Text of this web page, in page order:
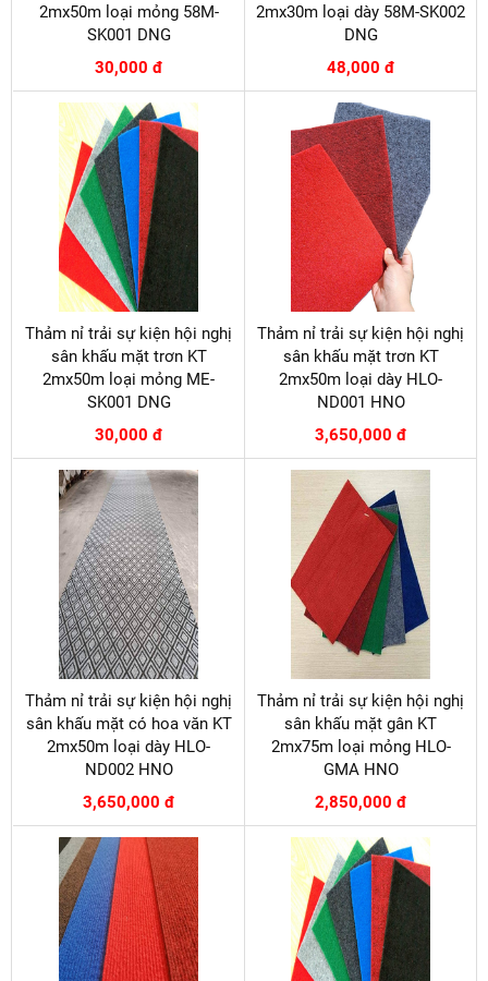
2mx50m loại mỏng 58M-
SK001 DNG
30,000 đ
2mx30m loại dày 58M-SK002
DNG
48,000 đ
Thảm nỉ trải sự kiện hội nghị
sân khấu mặt trơn KT
2mx50m loại mỏng ME-
SK001 DNG
30,000 đ
Thảm nỉ trải sự kiện hội nghị
sân khấu mặt trơn KT
2mx50m loại dày HLO-
ND001 HNO
3,650,000 đ
Thảm nỉ trải sự kiện hội nghị
sân khấu mặt có hoa văn KT
2mx50m loại dày HLO-
ND002 HNO
3,650,000 đ
Thảm nỉ trải sự kiện hội nghị
sân khấu mặt gân KT
2mx75m loại mỏng HLO-
GMA HNO
2,850,000 đ